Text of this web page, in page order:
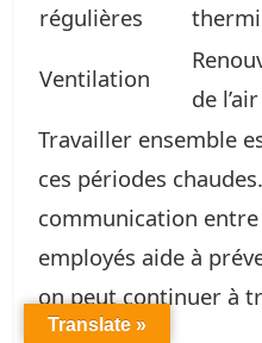
régulières
Ventilation
de l’air
Travailler ensemble
ces périodes
communication
employés aide à
on peut continuer à
sécurité.
Translate »